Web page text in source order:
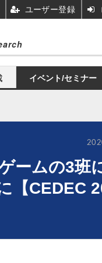
イベント/セミナー
ームの3班
CEDEC
ユーザー登録